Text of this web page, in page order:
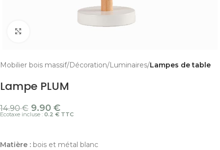
Mobilier bois massif Décoration Luminaires Lampes de table
Lampe PLUM
14.90€ 9.90 €
Ecotaxe incluse : 0.2 € TTC
Matière : bois et métal blanc